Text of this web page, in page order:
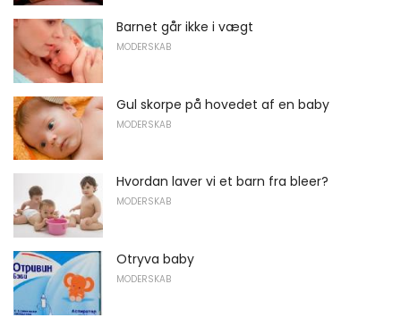
Barnet går ikke i vægt
MODERSKAB
Gul skorpe på hovedet af en baby
MODERSKAB
Hvordan laver vi et barn fra bleer?
MODERSKAB
Otryva baby
MODERSKAB